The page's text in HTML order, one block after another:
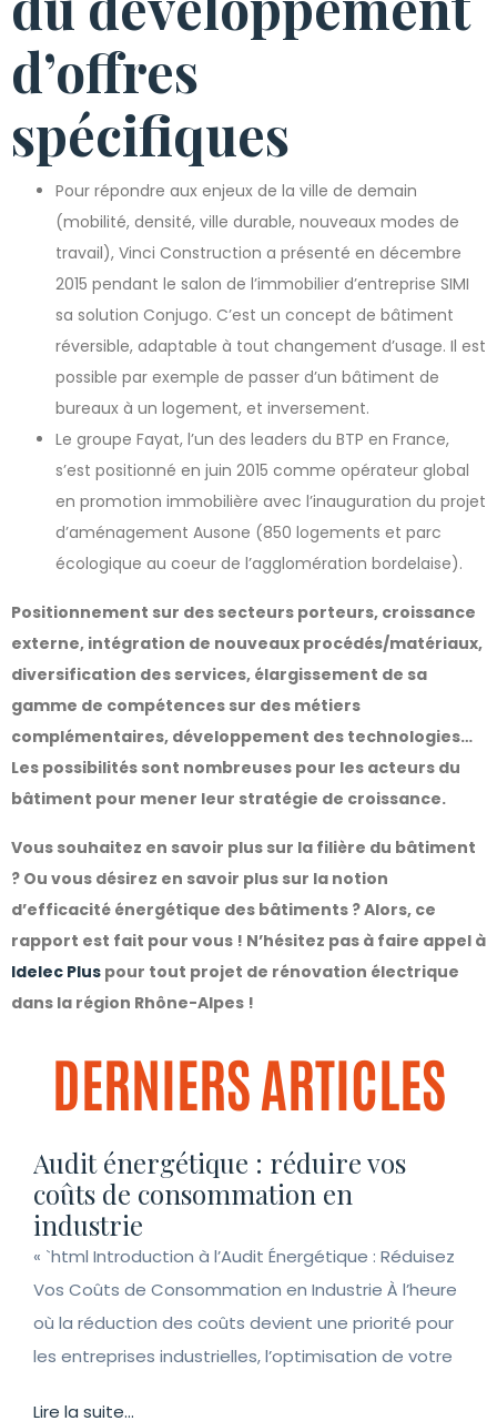
d’offres
spécifiques
Pour répondre aux enjeux de la ville de demain
(mobilité, densité, ville durable, nouveaux modes de
travail), Vinci Construction a présenté en décembre
2015 pendant le salon de l’immobilier d’entreprise SIMI
sa solution Conjugo. C’est un concept de bâtiment
réversible, adaptable à tout changement d’usage. Il est
possible par exemple de passer d’un bâtiment de
bureaux à un logement, et inversement.
Le groupe Fayat, l’un des leaders du BTP en France,
s’est positionné en juin 2015 comme opérateur global
en promotion immobilière avec l’inauguration du projet
d’aménagement Ausone (850 logements et parc
écologique au coeur de l’agglomération bordelaise).
Positionnement sur des secteurs porteurs, croissance
externe, intégration de nouveaux procédés/matériaux,
diversification des services, élargissement de sa
gamme de compétences sur des métiers
complémentaires, développement des technologies…
Les possibilités sont nombreuses pour les acteurs du
bâtiment pour mener leur stratégie de croissance.
Vous souhaitez en savoir plus sur la filière du bâtiment
? Ou vous désirez en savoir plus sur la notion
d’efficacité énergétique des bâtiments ? Alors, ce
rapport est fait pour vous ! N’hésitez pas à faire appel à
Idelec Plus pour tout projet de rénovation électrique
dans la région Rhône-Alpes !
DERNIERS ARTICLES
Audit énergétique : réduire vos
coûts de consommation en
industrie
« `html Introduction à l’Audit Énergétique : Réduisez
Vos Coûts de Consommation en Industrie À l’heure
où la réduction des coûts devient une priorité pour
les entreprises industrielles, l’optimisation de votre
Lire la suite...